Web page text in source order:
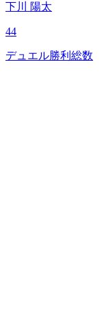
下川 陽太
44
デュエル勝利総数